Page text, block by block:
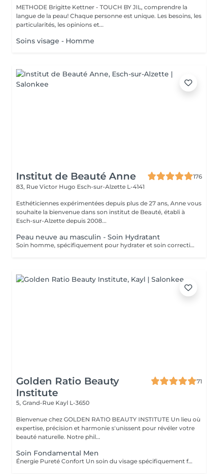
METHODE Brigitte Kettner - TOUCH BY JIL, comprendre la
langue de la peau! Chaque personne est unique. Les besoins, les
particularités, les opinions et...
Soins visage - Homme
Institut de Beauté Anne
176
83, Rue Victor Hugo Esch-sur-Alzette L-4141
Esthéticiennes expérimentées depuis plus de 27 ans, Anne vous
souhaite la bienvenue dans son institut de Beauté, établi à
Esch-sur-Alzette depuis 2008...
Peau neuve au masculin - Soin Hydratant
Soin homme, spécifiquement pour hydrater et soin correction des rides.
Golden Ratio Beauty
Institute
71
5, Grand-Rue Kayl L-3650
Bienvenue chez GOLDEN RATIO BEAUTY INSTITUTE Un lieu où
expertise, précision et harmonie s'unissent pour révéler votre
beauté naturelle. Notre phil...
Soin Fondamental Men
Énergie Pureté Confort Un soin du visage spécifiquement formulé pour répondre aux besoins de la peau masculine : plus épaisse, plus sujette aux brillances, aux irritations post-rasage et au stress oxydatif. Ce rituel allie nettoyage profond, massage énergisant et actifs revitalisants pour purifier, hydrater et renforcer la peau. Les tensions s'estompent, le teint retrouve éclat et fraîcheur. Un moment de soin sobre, efficace et parfaitement adapté aux hommes d'aujourd'hui. Résultat : une peau nette, tonique, visiblement plus saine et rechargée.